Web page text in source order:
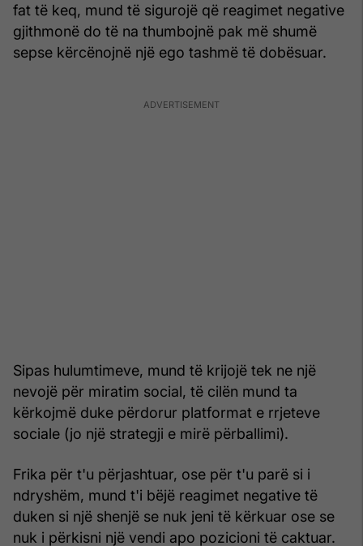
fat të keq, mund të sigurojë që reagimet negative
gjithmonë do të na thumbojnë pak më shumë
sepse kërcënojnë një ego tashmë të dobësuar.
Sipas hulumtimeve, mund të krijojë tek ne një
nevojë për miratim social, të cilën mund ta
kërkojmë duke përdorur platformat e rrjeteve
sociale (jo një strategji e mirë përballimi).
Frika për t'u përjashtuar, ose për t'u parë si i
ndryshëm, mund t'i bëjë reagimet negative të
duken si një shenjë se nuk jeni të kërkuar ose se
nuk i përkisni një vendi apo pozicioni të caktuar.